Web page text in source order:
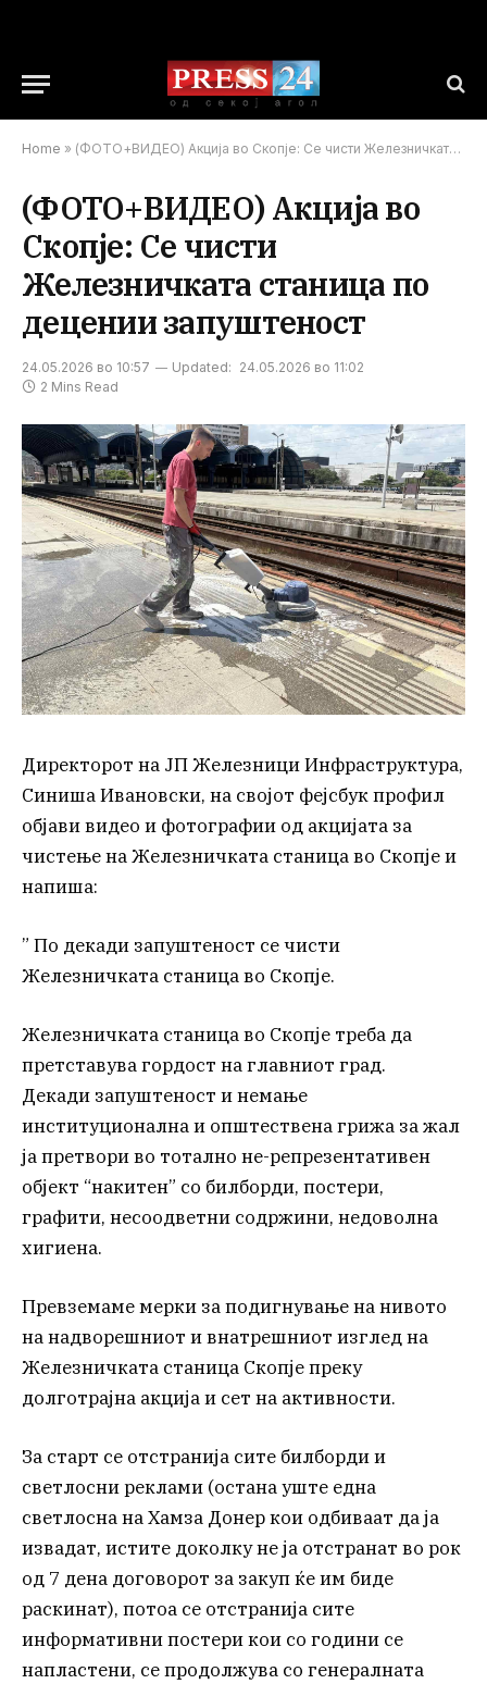
Home » (ФОТО+ВИДЕО) Акција во Скопје: Се чисти Железничката станица по децении запуштеност
(ФОТО+ВИДЕО) Акција во
Скопје: Се чисти
Железничката станица по
децении запуштеност
24.05.2026 во 10:57 Updated: 24.05.2026 во 11:02
2 Mins Read
Директорот на ЈП Железници Инфраструктура,
Синиша Ивановски, на својот фејсбук профил
објави видео и фотографии од акцијата за
чистење на Железничката станица во Скопје и
напиша:
” По декади запуштеност се чисти
Железничката станица во Скопје.
Железничката станица во Скопје треба да
претставува гордост на главниот град.
Декади запуштеност и немање
институционална и општествена грижа за жал
ја претвори во тотално не-репрезентативен
објект “накитен” со билборди, постери,
графити, несоодветни содржини, недоволна
хигиена.
Превземаме мерки за подигнување на нивото
на надворешниот и внатрешниот изглед на
Железничката станица Скопје преку
долготрајна акција и сет на активности.
За старт се отстранија сите билборди и
светлосни реклами (остана уште една
светлосна на Хамза Донер кои одбиваат да ја
извадат, истите доколку не ја отстранат во рок
од 7 дена договорот за закуп ќе им биде
раскинат), потоа се отстранија сите
информативни постери кои со години се
напластени, се продолжува со генералната